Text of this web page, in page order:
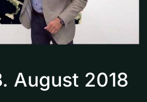
August 2018